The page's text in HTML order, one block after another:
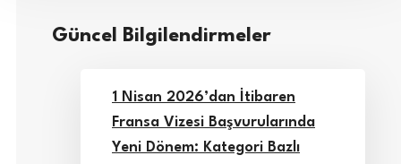
Güncel Bilgilendirmeler
1 Nisan 2026’dan İtibaren
Fransa Vizesi Başvurularında
Yeni Dönem: Kategori Bazlı